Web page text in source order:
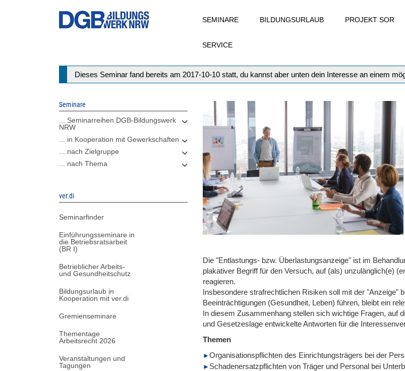
SEMINARE BILDUNGSURLAUB PROJEKT SOR
SERVICE
Statusmeldung
Dieses Seminar fand bereits am 2017-10-10 statt, du kannst aber unten dein Interesse an einem
Seminare
... Seminarreihen DGB-Bildungswerk
NRW
... in Kooperation mit Gewerkschaften
... nach Zielgruppe
... nach Thema
ver.di
Seminarfinder
Einführungsseminare in
die Betriebsratsarbeit
(BR I)
Betrieblicher Arbeits-
und Gesundheitschutz
Bildungsurlaub in
Kooperation mit ver.di
Gremienseminare
Thementage
Arbeitsrecht 2026
Veranstaltungen und
Tagungen
Die "Entlastungs- bzw. Überlastungsanzeige" ist im
plakativer Begriff für den Versuch, auf (als) unzulänglich(e)
reagieren.
Insbesondere strafrechtlichen Risiken soll mit der "Anzeige"
Beeinträchtigungen (Gesundheit, Leben) führen, bleibt ein
In diesem Zusammenhang stellen sich wichtige Fragen, auf
und Gesetzeslage entwickelte Antworten für die
Themen
Organisationspflichten des Einrichtungsträgers bei der
Schadenersatzpflichten von Träger und Personal bei